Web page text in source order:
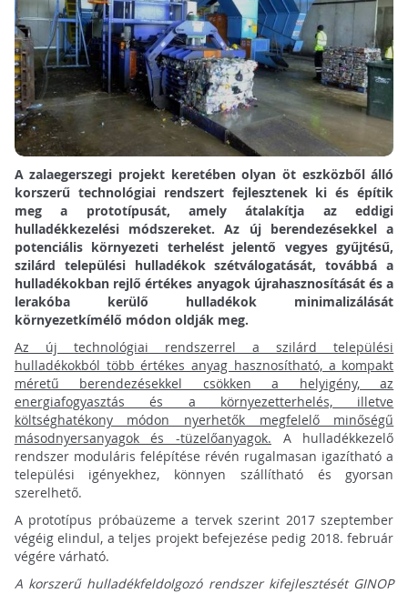
A zalaegerszegi projekt keretében olyan öt eszközből álló
korszerű technológiai rendszert fejlesztenek ki és építik
meg a prototípusát, amely átalakítja az eddigi
hulladékkezelési módszereket. Az új berendezésekkel a
potenciális környezeti terhelést jelentő vegyes gyűjtésű,
szilárd települési hulladékok szétválogatását, továbbá a
hulladékokban rejlő értékes anyagok újrahasznosítását és a
lerakóba kerülő hulladékok minimalizálását
környezetkímélő módon oldják meg.
Az új technológiai rendszerrel a szilárd települési
hulladékokból több értékes anyag hasznosítható, a kompakt
méretű berendezésekkel csökken a helyigény, az
energiafogyasztás és a környezetterhelés, illetve
költséghatékony módon nyerhetők megfelelő minőségű
másodnyersanyagok és -tüzelőanyagok. A hulladékkezelő
rendszer moduláris felépítése révén rugalmasan igazítható a
települési igényekhez, könnyen szállítható és gyorsan
szerelhető.
A prototípus próbaüzeme a tervek szerint 2017 szeptember
végéig elindul, a teljes projekt befejezése pedig 2018. február
végére várható.
A korszerű hulladékfeldolgozó rendszer kifejlesztését GINOP